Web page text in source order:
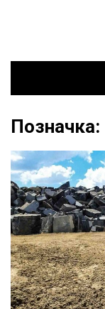
Позначка: